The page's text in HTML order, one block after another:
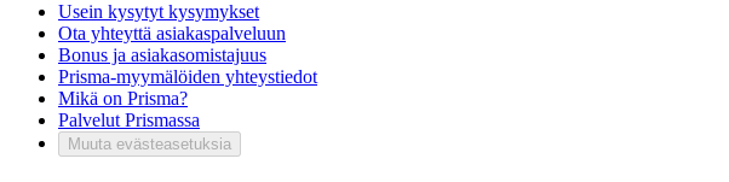
Usein kysytyt kysymykset
Ota yhteyttä asiakaspalveluun
Bonus ja asiakasomistajuus
Prisma-myymälöiden yhteystiedot
Mikä on Prisma?
Palvelut Prismassa
Muuta evästeasetuksia